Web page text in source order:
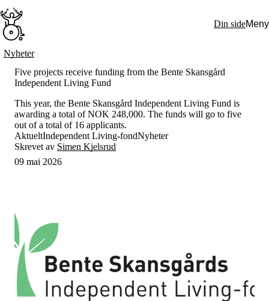
til
hovedinnhold
Din sideMeny
Søk:
Hva vi gjør
BPA – Borgerstyrt personlig assistanse
BPA og kommunen
Beslutningsstøtteråd
Funksjonsassistanse
Stolte, sterke og synlige historier
Ti gode grunner til å velge Uloba
Engasjer deg
Bli assistent
Medlemsrådet
Selvsagt
Bente Skansgårds Independent Living-fond
Om oss
Nyheter
Tall og fakta
Om Uloba
Kontakt Uloba
Nyheter
Five projects receive funding from the Bente Skansgård
Independent Living Fund
This year, the Bente Skansgård Independent Living Fund is
awarding a total of NOK 248,000. The funds will go to five
out of a total of 16 applicants.
AktueltIndependent Living-fondNyheter
Skrevet av Simen Kjelsrud
09 mai 2026